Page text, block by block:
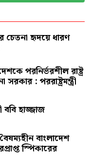
ময়ূখ রঞ্জন ঘোষ
হৃদয়ে ধারণ
পরনির্ভরশীল রাষ্ট্র
: পররাষ্ট্রমন্ত্রী
ববি হাজ্জাজ
বাংলাদেশ
স্পিকারের